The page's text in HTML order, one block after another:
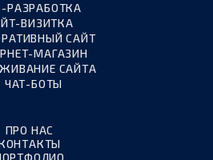
РАЗРАБОТКА
ВИЗИТКА
САЙТ
МАГАЗИН
САЙТА
ЧАТ-БОТЫ
ПРО НАС